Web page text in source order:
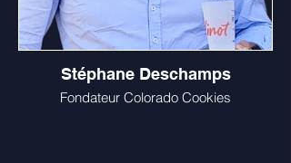
Stéphane Deschamps
Fondateur Colorado Cookies